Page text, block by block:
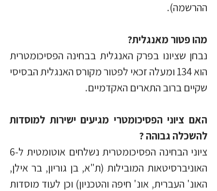
ההרשמה).
מהו פטור מאנגלית?
נבחן שציונו בפרק האנגלית בבחינה הפסיכומטרית
הוא 134 ומעלה זכאי לפטור מקורס האנגלית הבסיסי
שקיים ברוב התארים האקדמיים.
האם ציוני הפסיכומטרי מגיעים ישירות למוסדות
להשכלה גבוהה ?
ציוני הבחינה הפסיכומטרית נשלחים אוטומטית ל-6
האוניברסיטאות המובילות (ת"א, בן גוריון, בר אילן,
האונ' העברית, אונ' חיפה והטכניון) וכן לעוד מוסדות